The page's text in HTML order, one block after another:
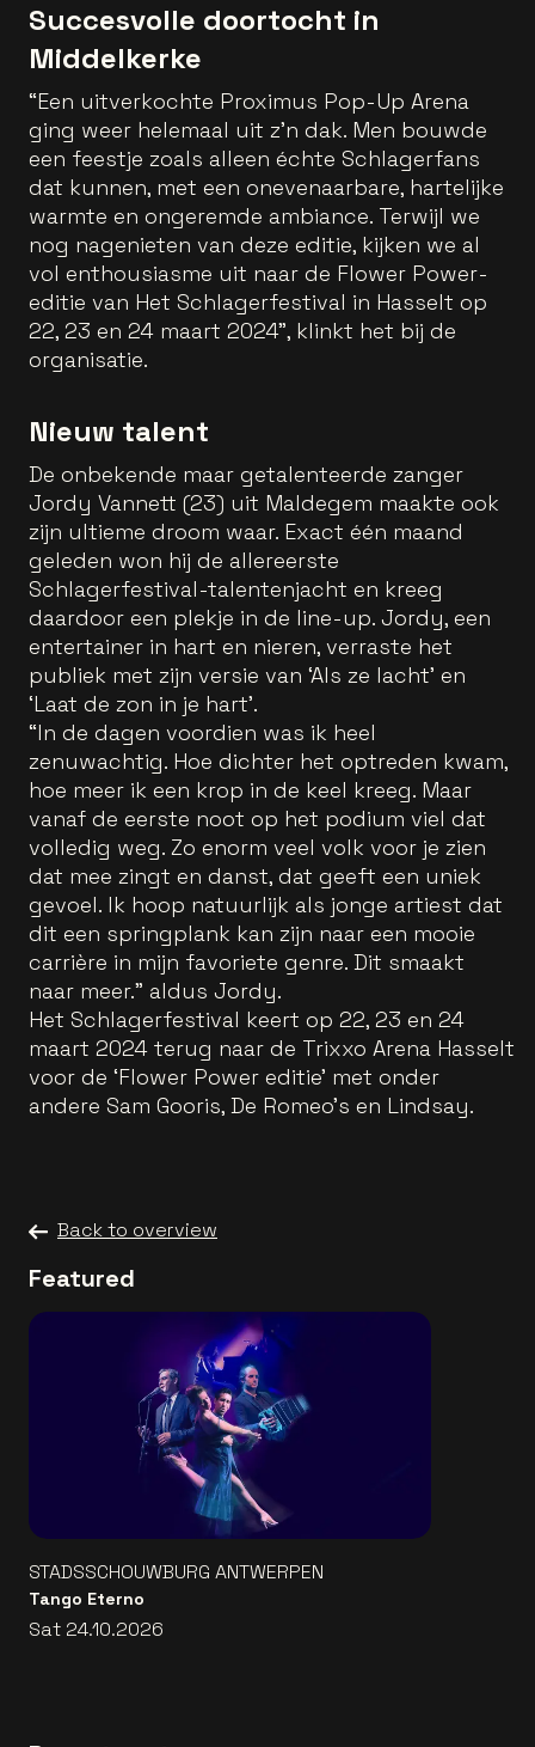
Succesvolle doortocht in
Middelkerke
“Een uitverkochte Proximus Pop-Up Arena
ging weer helemaal uit z’n dak. Men bouwde
een feestje zoals alleen échte Schlagerfans
dat kunnen, met een onevenaarbare, hartelijke
warmte en ongeremde ambiance. Terwijl we
nog nagenieten van deze editie, kijken we al
vol enthousiasme uit naar de Flower Power-
editie van Het Schlagerfestival in Hasselt op
22, 23 en 24 maart 2024”, klinkt het bij de
organisatie.
Nieuw talent
De onbekende maar getalenteerde zanger
Jordy Vannett (23) uit Maldegem maakte ook
zijn ultieme droom waar. Exact één maand
geleden won hij de allereerste
Schlagerfestival-talentenjacht en kreeg
daardoor een plekje in de line-up. Jordy, een
entertainer in hart en nieren, verraste het
publiek met zijn versie van ‘Als ze lacht’ en
‘Laat de zon in je hart’.
“In de dagen voordien was ik heel
zenuwachtig. Hoe dichter het optreden kwam,
hoe meer ik een krop in de keel kreeg. Maar
vanaf de eerste noot op het podium viel dat
volledig weg. Zo enorm veel volk voor je zien
dat mee zingt en danst, dat geeft een uniek
gevoel. Ik hoop natuurlijk als jonge artiest dat
dit een springplank kan zijn naar een mooie
carrière in mijn favoriete genre. Dit smaakt
naar meer.” aldus Jordy.
Het Schlagerfestival keert op 22, 23 en 24
maart 2024 terug naar de Trixxo Arena Hasselt
voor de ‘Flower Power editie’ met onder
andere Sam Gooris, De Romeo’s en Lindsay.
Back to overview
Featured
STADSSCHOUWBURG ANTWERPEN
Tango Eterno
Sat 24.10.2026